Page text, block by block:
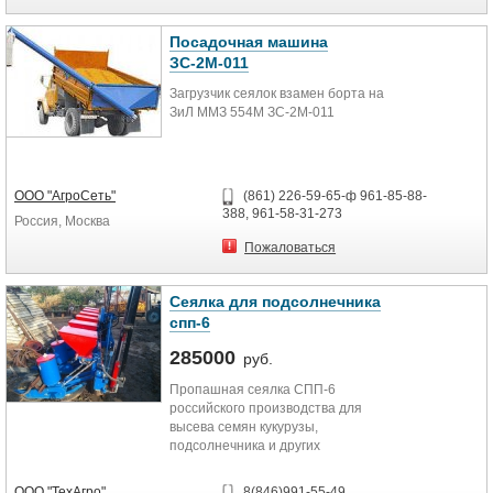
семян 200 дм3, для удобрений 192
дм3, производительность до 5 га/
час, глубина заделки семян до 12
см.
Сеялка может быть
Так же у нас можно купить
СПП-8 "Молдагротехника".
Также у нас вы сможете
приобрести другое
сельхозоборудование.
Осуществляем гарантийное
точку России.
Гарантия! Качество! Доставка!
Посадочная машина
ЗС-2М-011
Загрузчик сеялок взамен борта на
ЗиЛ ММЗ 554М ЗС-2М-011
ООО "АгроСеть"
Россия, Москва
(861) 226-59-65-ф 961-85-88-
388, 961-58-31-273
Пожаловаться
Сеялка для подсолнечника
спп-6
285000 руб.
Пропашная сеялка СПП-6
российского производства для
высева семян кукурузы,
подсолнечника и других
Привод высевающих аппаратов от